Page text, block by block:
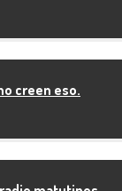
creen eso.